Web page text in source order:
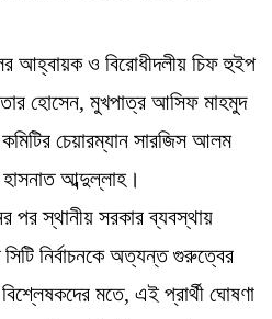
আহ্বায়ক ও বিরোধীদলীয় চিফ হুইপ
হোসেন, মুখপাত্র আসিফ মাহমুদ
কমিটির চেয়ারম্যান সারজিস আলম
আব্দুল্লাহ।
পর স্থানীয় সরকার ব্যবস্থায়
নির্বাচনকে অত্যন্ত গুরুত্বের
মতে, এই প্রার্থী ঘোষণা